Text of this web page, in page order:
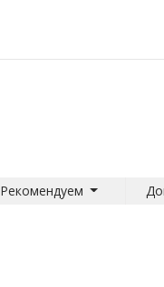
Рекомендуем